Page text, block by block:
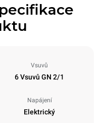
Vsuvů
6 Vsuvů GN 2/1
Napájení
Elektrický